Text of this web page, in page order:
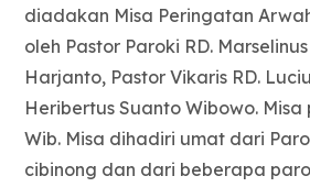
diadakan Misa Peringatan
oleh Pastor Paroki RD.
Harjanto, Pastor Vikaris RD.
Heribertus Suanto Wibowo.
Wib. Misa dihadiri umat dari
cibinong dan dari beberapa